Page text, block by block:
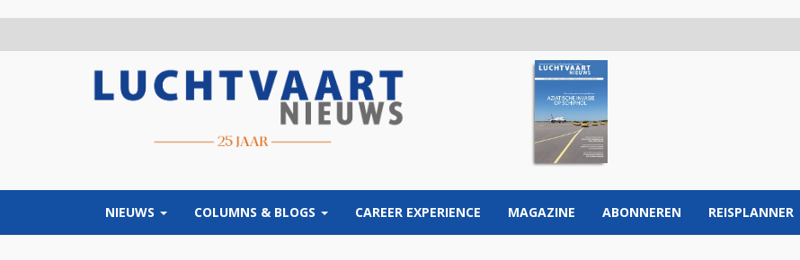
NIEUWS COLUMNS & BLOGS CAREER EXPERIENCE MAGAZINE ABONNEREN REISPLANNER